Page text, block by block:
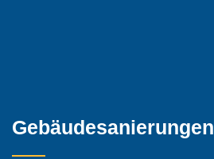
Gebäudesanierungen